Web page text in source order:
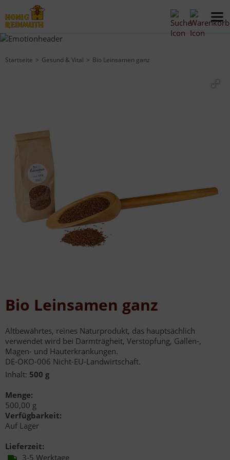
Startseite Gesund & Vital Bio Leinsamen ganz
Bio Leinsamen ganz
Altbewährtes, reines Naturprodukt, das hauptsächlich
verwendet wird bei Darmträgheit, Verstopfung, Gallen-,
Magen- und Hauterkrankungen.
DE-ÖKO-006 Nicht-EU-Landwirtschaft.
Inhalt: 500 g
Menge:
500,00 g
Verfügbarkeit:
Auf Lager
Lieferzeit:
3-5 Werktage